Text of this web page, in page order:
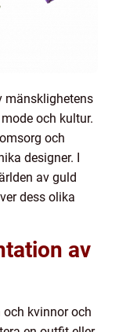
mänsklighetens
och kultur.
och
designer. I
av guld
dess olika
av
kvinnor och